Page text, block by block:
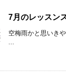
7月のレッスン
空梅雨かと思いき
...